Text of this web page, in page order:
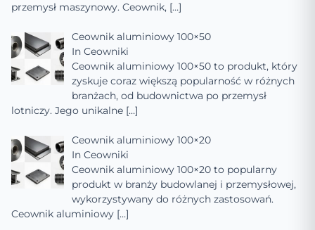
przemysł maszynowy. Ceownik, […]
Ceownik aluminiowy 100×50
In Ceowniki
Ceownik aluminiowy 100×50 to produkt, który
zyskuje coraz większą popularność w różnych
branżach, od budownictwa po przemysł
lotniczy. Jego unikalne […]
Ceownik aluminiowy 100×20
In Ceowniki
Ceownik aluminiowy 100×20 to popularny
produkt w branży budowlanej i przemysłowej,
wykorzystywany do różnych zastosowań.
Ceownik aluminiowy […]